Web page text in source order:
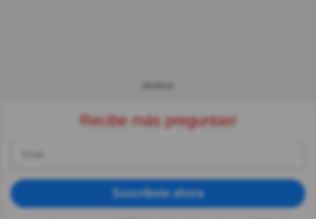
Recibe más preguntas!
Suscríbete ahora